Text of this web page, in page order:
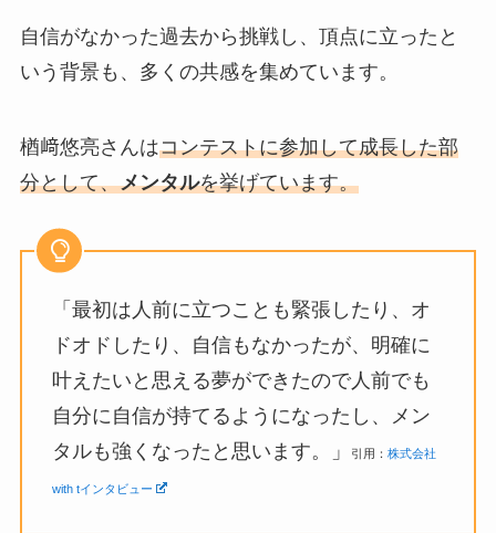
自信がなかった過去から挑戦し、頂点に立ったと
いう背景も、多くの共感を集めています。
楢﨑悠亮さんはコンテストに参加して成長した部
分として、メンタルを挙げています。
「最初は人前に立つことも緊張したり、オ
ドオドしたり、自信もなかったが、明確に
叶えたいと思える夢ができたので人前でも
自分に自信が持てるようになったし、メン
タルも強くなったと思います。」
引用： 株式会社
with tインタビュー